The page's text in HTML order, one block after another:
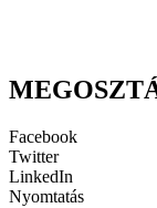
Facebook
Twitter
LinkedIn
Nyomtatás